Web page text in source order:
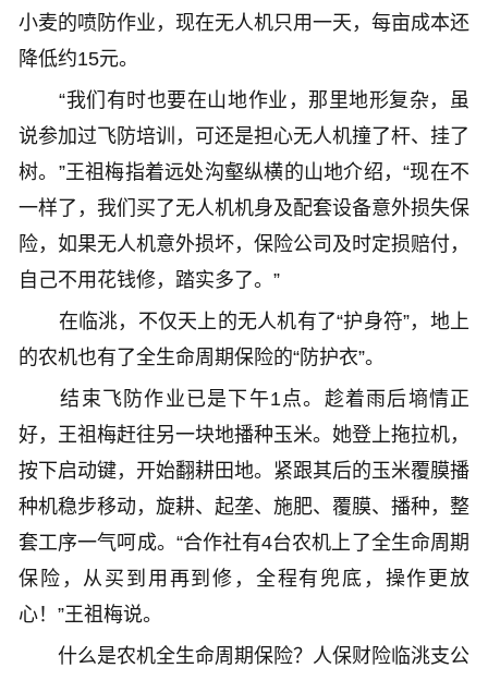
小麦的喷防作业，现在无人机只用一天，每亩成本还
降低约15元。
“我们有时也要在山地作业，那里地形复杂，虽
说参加过飞防培训，可还是担心无人机撞了杆、挂了
树。”王祖梅指着远处沟壑纵横的山地介绍，“现在不
一样了，我们买了无人机机身及配套设备意外损失保
险，如果无人机意外损坏，保险公司及时定损赔付，
自己不用花钱修，踏实多了。”
在临洮，不仅天上的无人机有了“护身符”，地上
的农机也有了全生命周期保险的“防护衣”。
结束飞防作业已是下午1点。趁着雨后墒情正
好，王祖梅赶往另一块地播种玉米。她登上拖拉机，
按下启动键，开始翻耕田地。紧跟其后的玉米覆膜播
种机稳步移动，旋耕、起垄、施肥、覆膜、播种，整
套工序一气呵成。“合作社有4台农机上了全生命周期
保险，从买到用再到修，全程有兜底，操作更放
心！”王祖梅说。
什么是农机全生命周期保险？人保财险临洮支公